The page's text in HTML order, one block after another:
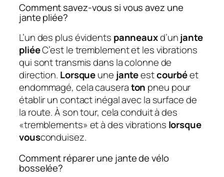
Comment savez-vous si vous avez une
jante pliée?
L’un des plus évidents panneauxd’unjante
pliéeC’est le tremblement et les vibrations
qui sont transmis dans la colonne de
direction. Lorsqueune janteestcourbéet
endommagé, cela causeraton pneu pour
établir un contact inégal avec la surface de
la route. À son tour, cela conduit à des
«tremblements» et à des vibrations lorsque
vousconduisez.
Comment réparer une jante de vélo
bosselée?